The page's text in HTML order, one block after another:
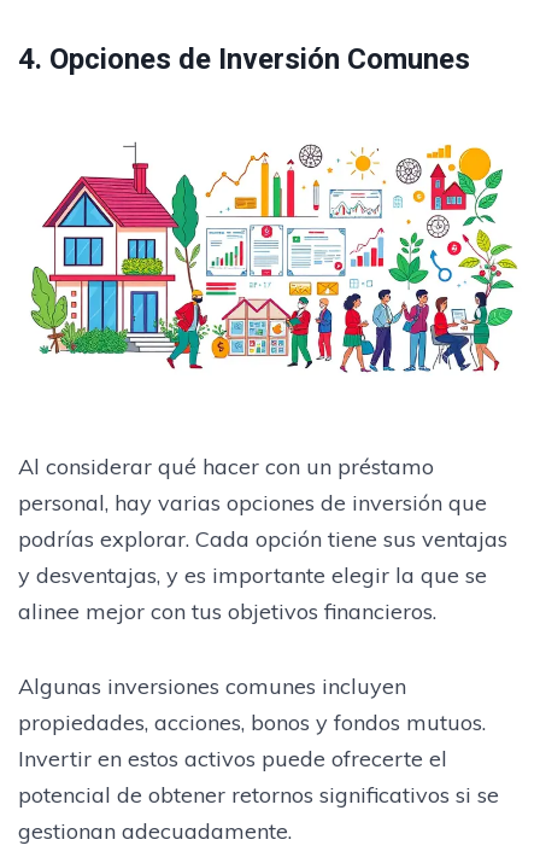
4. Opciones de Inversión Comunes
Al considerar qué hacer con un préstamo
personal, hay varias opciones de inversión que
podrías explorar. Cada opción tiene sus ventajas
y desventajas, y es importante elegir la que se
alinee mejor con tus objetivos financieros.
Algunas inversiones comunes incluyen
propiedades, acciones, bonos y fondos mutuos.
Invertir en estos activos puede ofrecerte el
potencial de obtener retornos significativos si se
gestionan adecuadamente.